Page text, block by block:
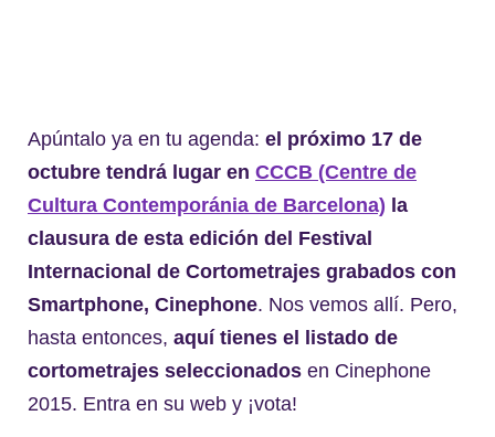
Apúntalo ya en tu agenda: el próximo 17 de
octubre tendrá lugar en CCCB (Centre de
Cultura Contemporánia de Barcelona) la
clausura de esta edición del Festival
Internacional de Cortometrajes grabados con
Smartphone, Cinephone. Nos vemos allí. Pero,
hasta entonces, aquí tienes el listado de
cortometrajes seleccionados en Cinephone
2015. Entra en su web y ¡vota!